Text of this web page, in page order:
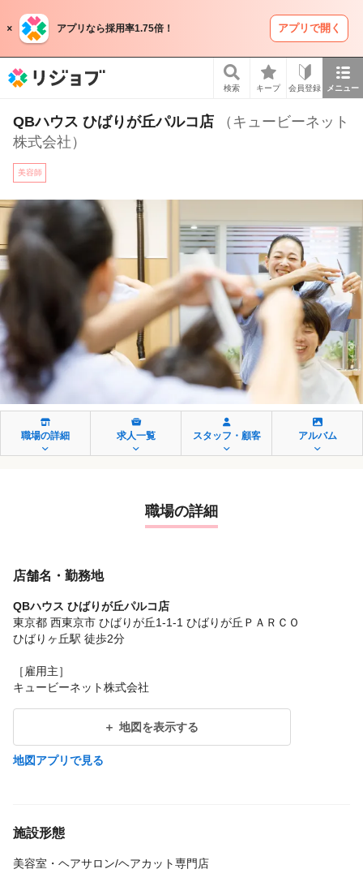
アプリなら採用率1.75倍！ アプリで開く
検索 キープ 会員登録 メニュー
QBハウス ひばりが丘パルコ店
（キュービーネット
株式会社）
美容師
職場の詳細 求人一覧 スタッフ・顧客 アルバム
職場の詳細
店舗名・勤務地
QBハウス ひばりが丘パルコ店
東京都 西東京市 ひばりが丘1-1-1 ひばりが丘ＰＡＲＣＯ
ひばりヶ丘駅 徒歩2分
［雇用主］
キュービーネット株式会社
地図を表示する
地図アプリで見る
施設形態
美容室・ヘアサロン/ヘアカット専門店